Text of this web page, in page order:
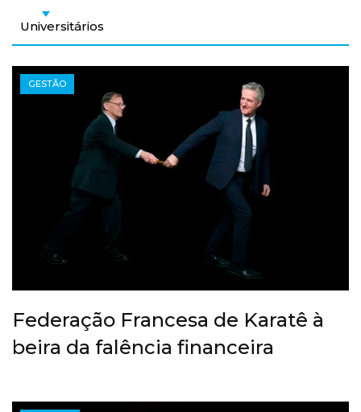
Universitários
GESTÃO
Federação Francesa de Karatê à
beira da falência financeira